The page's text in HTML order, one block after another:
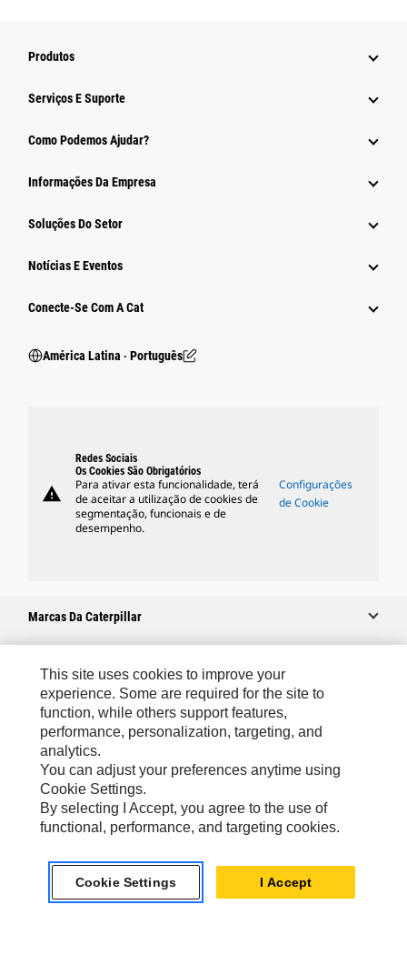
Produtos
Serviços E Suporte
Como Podemos Ajudar?
Informações Da Empresa
Soluções Do Setor
Notícias E Eventos
Conecte-Se Com A Cat
América Latina ‧ Português
warning
Redes Sociais
Os Cookies São Obrigatórios
Para ativar esta funcionalidade, terá
de aceitar a utilização de cookies de
segmentação, funcionais e de
desempenho.
Configurações
de Cookie
Marcas Da Caterpillar
Caterpillar.com
Caterpillar Contato E Suporte
Minhas Preferências De Marketing
Mapa Do Local
Cookie Settings
Legal
Privacidade
This site uses cookies to improve your
experience. Some are required for the site to
function, while others support features,
performance, personalization, targeting, and
analytics.
You can adjust your preferences anytime using
Cookie Settings.
By selecting I Accept, you agree to the use of
functional, performance, and targeting cookies.
Cookie Settings I Accept